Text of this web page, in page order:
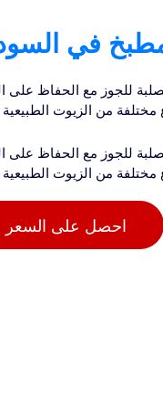
في
للجوز مع الحفاظ على
من الزيوت الطبيعية
للجوز مع الحفاظ على
من الزيوت الطبيعية
احصل على السعر